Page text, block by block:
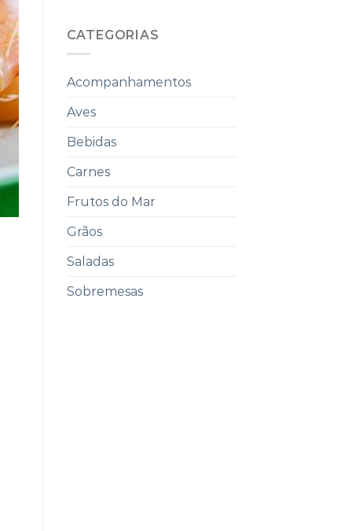
CATEGORIAS
Acompanhamentos
Aves
Bebidas
Carnes
Frutos do Mar
Grãos
Saladas
Sobremesas